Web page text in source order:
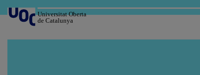
al
contingut
Universitat Oberta
de Catalunya